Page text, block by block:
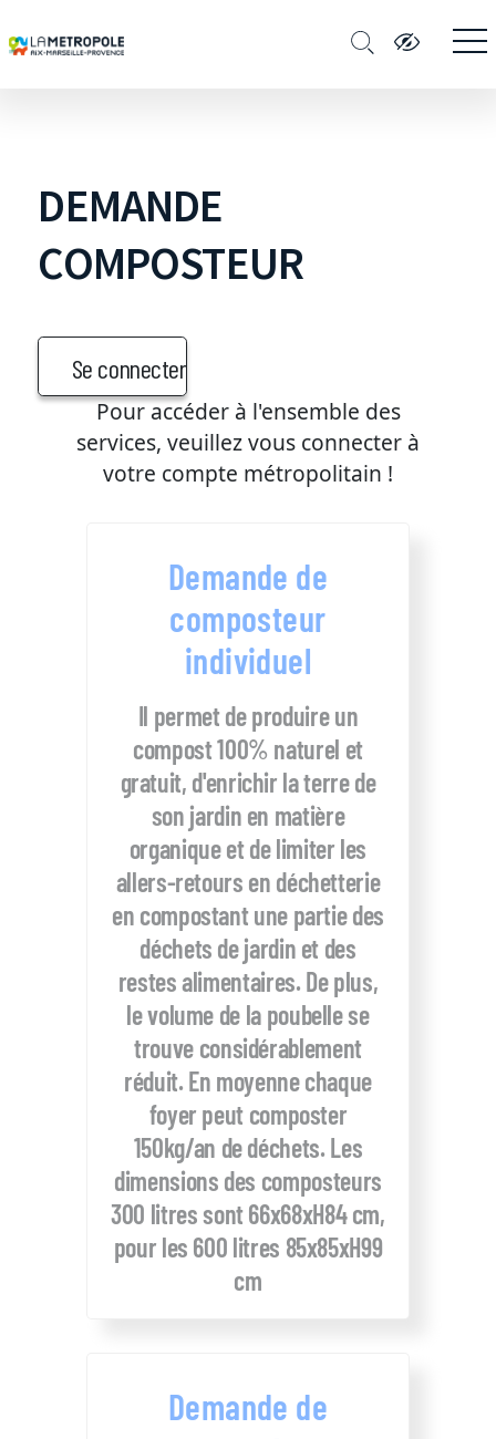
DEMANDE
COMPOSTEUR
Se connecter
Pour accéder à l'ensemble des
services, veuillez vous connecter à
votre compte métropolitain !
Demande de
composteur
individuel
Il permet de produire un
compost 100% naturel et
gratuit, d'enrichir la terre de
son jardin en matière
organique et de limiter les
allers-retours en déchetterie
en compostant une partie des
déchets de jardin et des
restes alimentaires. De plus,
le volume de la poubelle se
trouve considérablement
réduit. En moyenne chaque
foyer peut composter
150kg/an de déchets. Les
dimensions des composteurs
300 litres sont 66x68xH84 cm,
pour les 600 litres 85x85xH99
cm
Demande de